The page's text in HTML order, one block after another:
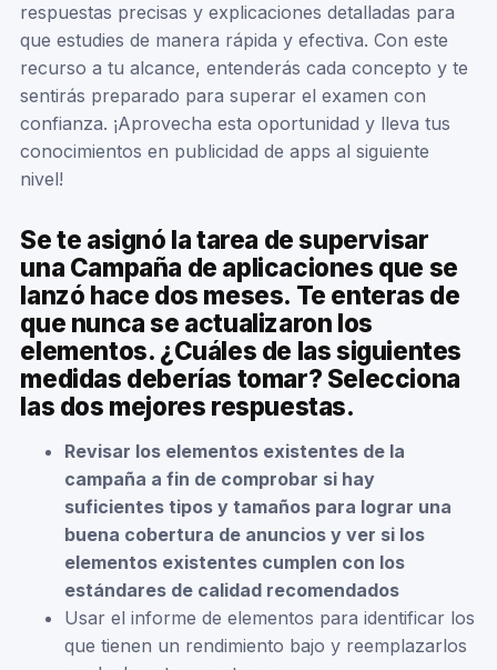
respuestas precisas y explicaciones detalladas para
que estudies de manera rápida y efectiva. Con este
recurso a tu alcance, entenderás cada concepto y te
sentirás preparado para superar el examen con
confianza. ¡Aprovecha esta oportunidad y lleva tus
conocimientos en publicidad de apps al siguiente
nivel!
Se te asignó la tarea de supervisar
una Campaña de aplicaciones que se
lanzó hace dos meses. Te enteras de
que nunca se actualizaron los
elementos. ¿Cuáles de las siguientes
medidas deberías tomar? Selecciona
las dos mejores respuestas.
Revisar los elementos existentes de la
campaña a fin de comprobar si hay
suficientes tipos y tamaños para lograr una
buena cobertura de anuncios y ver si los
elementos existentes cumplen con los
estándares de calidad recomendados
Usar el informe de elementos para identificar los
que tienen un rendimiento bajo y reemplazarlos